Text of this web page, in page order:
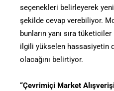
seçenekleri belirleyerek
şekilde cevap verebiliyor.
bunların yanı sıra
ilgili yükselen hassasiyetin
olacağını belirtiyor.
“Çevrimiçi Market